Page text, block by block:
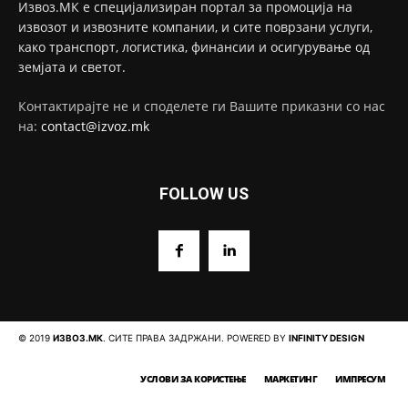
Извоз.МК е специјализиран портал за промоција на
извозот и извозните компании, и сите поврзани услуги,
како транспорт, логистика, финансии и осигурување од
земјата и светот.
Контактирајте не и споделете ги Вашите приказни со нас
на: contact@izvoz.mk
FOLLOW US
© 2019 ИЗВОЗ.МК. СИТЕ ПРАВА ЗАДРЖАНИ. POWERED BY INFINITY DESIGN
УСЛОВИ ЗА КОРИСТЕЊЕ МАРКЕТИНГ ИМПРЕСУМ